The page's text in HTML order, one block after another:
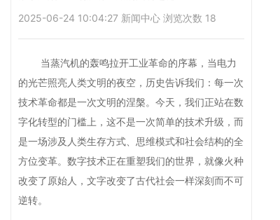
2025-06-24 10:04:27 新闻中心 浏览次数 18
当蒸汽机的轰鸣拉开工业革命的序幕，当电力
的光芒照亮人类文明的夜空，历史告诉我们：每一次
技术革命都是一次文明的涅槃。今天，我们正站在数
字化转型的门槛上，这不是一次简单的技术升级，而
是一场涉及人类生存方式、思维模式和社会结构的全
方位变革。数字技术正在重塑我们的世界，就像火种
改变了原始人，文字改变了古代社会一样深刻而不可
逆转。